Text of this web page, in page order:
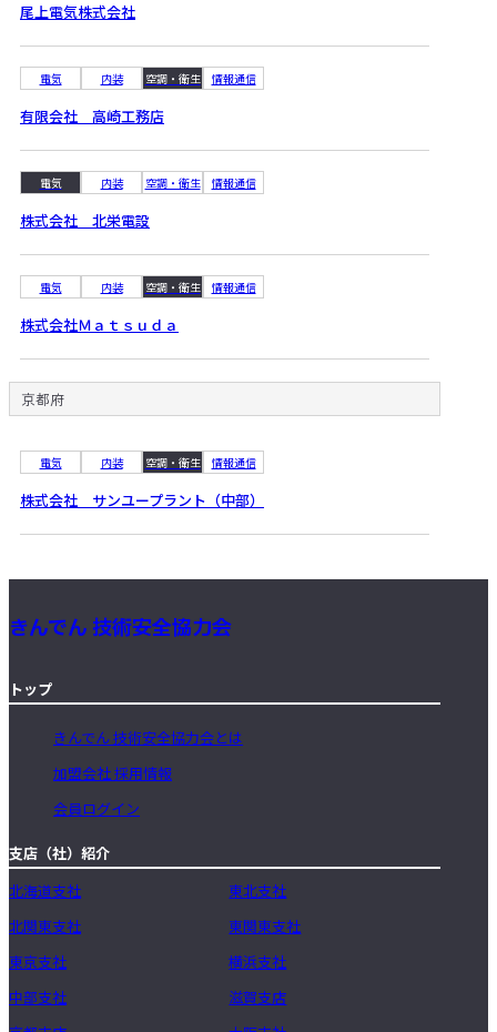
尾上電気株式会社
電気 内装 空調・衛生 情報通信
有限会社 高崎工務店
電気 内装 空調・衛生 情報通信
株式会社 北栄電設
電気 内装 空調・衛生 情報通信
株式会社Ｍａｔｓｕｄａ
京都府
電気 内装 空調・衛生 情報通信
株式会社 サンユープラント（中部）
きんでん 技術安全協力会
トップ
きんでん 技術安全協力会とは
加盟会社 採用情報
会員ログイン
支店（社）紹介
北海道支社
東北支社
北関東支社
東関東支社
東京支社
横浜支社
中部支社
滋賀支店